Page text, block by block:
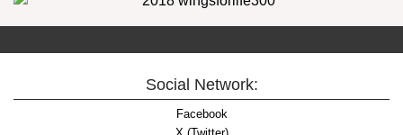
Social Network:
Facebook